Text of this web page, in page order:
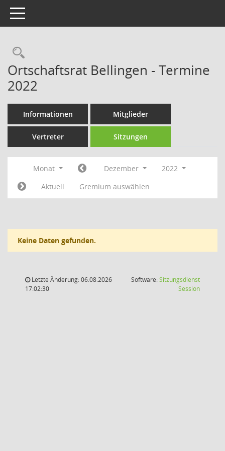
Toggle navigation
Rechercheauswahl
Ortschaftsrat Bellingen - Termine
2022
Informationen Mitglieder
Vertreter Sitzungen
Monat Dezember
2022
Aktuell
Gremium auswählen
Keine Daten gefunden.
Letzte Änderung: 06.08.2026
17:02:30
Software:Sitzungsdienst
Session(Wird in